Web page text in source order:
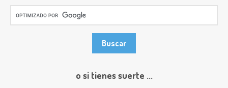
o si tienes suerte ...